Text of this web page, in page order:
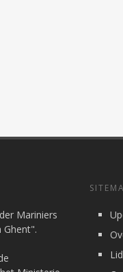
Mariniers
Ghent".